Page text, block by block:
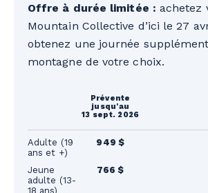
Offre à durée limitée : achetez
Mountain Collective d’ici le 27
obtenez une journée
montagne de votre choix.
Prévente
jusqu'au
13 sept. 2026
Adulte (19
ans et +)
949 $
Jeune
adulte (13-
18 ans)
766 $